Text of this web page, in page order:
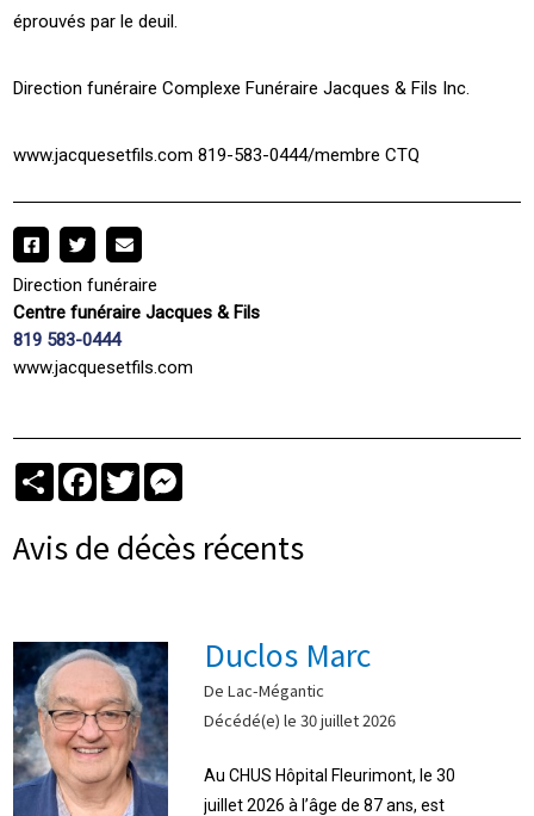
éprouvés par le deuil.
Direction funéraire Complexe Funéraire Jacques & Fils Inc.
www.jacquesetfils.com 819-583-0444/membre CTQ
Direction funéraire
Centre funéraire Jacques & Fils
819 583-0444
www.jacquesetfils.com
PartagerFacebook
Twitter
Avis de décès récents
Duclos Marc
De Lac-Mégantic
Décédé(e) le 30 juillet 2026
Au CHUS Hôpital Fleurimont, le 30
juillet 2026 à l’âge de 87 ans, est